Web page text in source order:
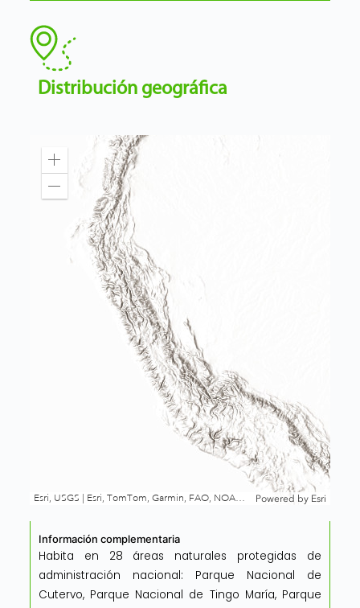
Distribución geográfica
Información complementaria
Habita en 28 áreas naturales protegidas de
administración nacional: Parque Nacional de
Cutervo, Parque Nacional de Tingo María, Parque